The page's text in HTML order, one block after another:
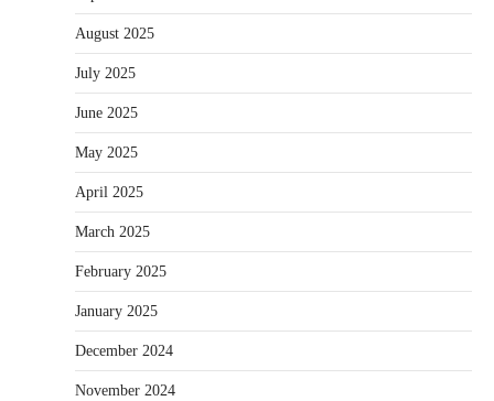
August 2025
July 2025
June 2025
May 2025
April 2025
March 2025
February 2025
January 2025
December 2024
November 2024